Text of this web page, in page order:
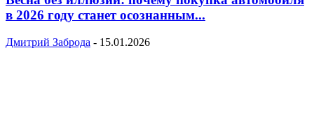
в 2026 году станет осознанным...
Дмитрий Заброда - 15.01.2026